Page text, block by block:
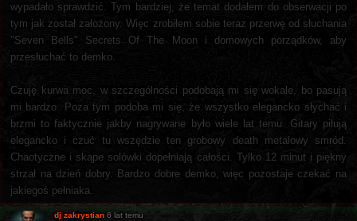
wypadało sprawdzić. Tym bardziej, że temat dodałem do obserwacji po
tym jak został założony. Więc zrobiłem sobie teraz przerwę od słuchania
"Seven Bells" Secrets Of The Moon i domowych porządków, aby
przesłuchać to demko.
Czuję kurwa moc, w szczególności podobają mi się wokale, bo pasują
mi bardzo. Poza tym podoba mi się, że wszystko elegancko słychać i
brzmi to faktycznie jakby nagrywane było wiele lat temu. Gitary piłują
elegancko i czuć tu wszędzie ten grobowy death metalowy smród.
Chaotyczne i skąpe solówki dopełniają całości. Tylko 12 minut i piękny
strzał na dzień dobry. Bardzo dobre demko, więc pozostaje czekać na
jakiegoś pełniaka.
dj zakrystian 6 lat temu